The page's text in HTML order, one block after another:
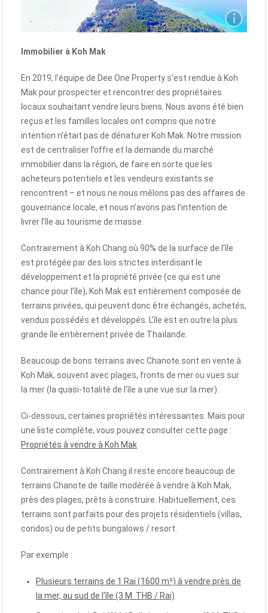
Immobilier à Koh Mak
En 2019, l’équipe de Dee One Property s’est rendue à Koh
Mak pour prospecter et rencontrer des propriétaires
locaux souhaitant vendre leurs biens. Nous avons été bien
reçus et les familles locales ont compris que notre
intention n’était pas de dénaturer Koh Mak. Notre mission
est de centraliser l’offre et la demande du marché
immobilier dans la région, de faire en sorte que les
acheteurs potentiels et les vendeurs existants se
rencontrent – et nous ne nous mêlons pas des affaires de
gouvernance locale, et nous n’avons pas l’intention de
livrer l’île au tourisme de masse.
Contrairement à Koh Chang où 90% de la surface de l’île
est protégée par des lois strictes interdisant le
développement et la propriété privée (ce qui est une
chance pour l’île), Koh Mak est entièrement composée de
terrains privées, qui peuvent donc être échangés, achetés,
vendus possédés et développés. L’île est en outre la plus
grande île entièrement privée de Thaïlande.
Beaucoup de bons terrains avec Chanote sont en vente à
Koh Mak, souvent avec plages, fronts de mer ou vues sur
la mer (la quasi-totalité de l’île a une vue sur la mer).
Ci-dessous, certaines propriétés intéressantes. Mais pour
une liste complète, vous pouvez consulter cette page :
Propriétés à vendre à Koh Mak
Contrairement à Koh Chang il reste encore beaucoup de
terrains Chanote de taille modérée à vendre à Koh Mak,
près des plages, prêts à construire. Habituellement, ces
terrains sont parfaits pour des projets résidentiels (villas,
condos) ou de petits bungalows / resort.
Par exemple :
Plusieurs terrains de 1 Rai (1600 m²) à vendre près de
la mer, au sud de l’île (3 M. THB / Rai)